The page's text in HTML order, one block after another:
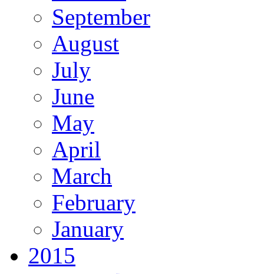
September
August
July
June
May
April
March
February
January
2015